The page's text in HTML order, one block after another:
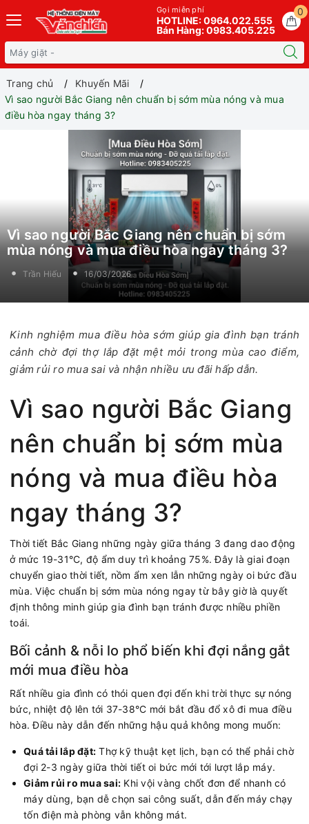
0
Gọi miễn phí
HOTLINE: 0964.022.555
Bán Hàng: 0983.405.225
Trang chủ
Khuyến Mãi
Vì sao người Bắc Giang nên chuẩn bị sớm mùa nóng và mua
điều hòa ngay tháng 3?
Vì sao người Bắc Giang nên chuẩn bị sớm
mùa nóng và mua điều hòa ngay tháng 3?
Trần Hiếu 16/03/2026
Kinh nghiệm mua điều hòa sớm giúp gia đình bạn tránh
cảnh chờ đợi thợ lắp đặt mệt mỏi trong mùa cao điểm,
giảm rủi ro mua sai và nhận nhiều ưu đãi hấp dẫn.
Vì sao người Bắc Giang
nên chuẩn bị sớm mùa
nóng và mua điều hòa
ngay tháng 3?
Thời tiết Bắc Giang những ngày giữa tháng 3 đang dao động
ở mức 19-31°C, độ ẩm duy trì khoảng 75%. Đây là giai đoạn
chuyển giao thời tiết, nồm ẩm xen lẫn những ngày oi bức đầu
mùa. Việc chuẩn bị sớm mùa nóng ngay từ bây giờ là quyết
định thông minh giúp gia đình bạn tránh được nhiều phiền
toái.
Bối cảnh & nỗi lo phổ biến khi đợi nắng gắt
mới mua điều hòa
Rất nhiều gia đình có thói quen đợi đến khi trời thực sự nóng
bức, nhiệt độ lên tới 37-38°C mới bắt đầu đổ xô đi mua điều
hòa. Điều này dẫn đến những hậu quả không mong muốn:
Quá tải lắp đặt: Thợ kỹ thuật kẹt lịch, bạn có thể phải chờ
đợi 2-3 ngày giữa thời tiết oi bức mới tới lượt lắp máy.
Giảm rủi ro mua sai: Khi vội vàng chốt đơn để nhanh có
máy dùng, bạn dễ chọn sai công suất, dẫn đến máy chạy
tốn điện mà phòng vẫn không mát.